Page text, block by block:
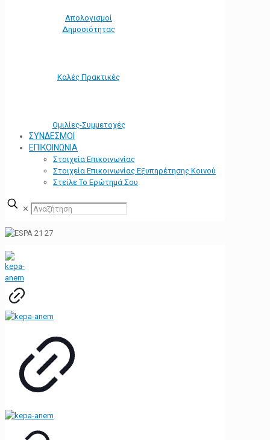
Απολογισμοί
Δημοσιότητας
Καλές Πρακτικές
Ομιλίες-Συμμετοχές
ΣΥΝΔΕΣΜΟΙ
ΕΠΙΚΟΙΝΩΝΙΑ
Στοιχεία Επικοινωνίας
Στοιχεία Επικοινωνίας Εξυπηρέτησης Κοινού
Στείλε Το Ερώτημά Σου
✕